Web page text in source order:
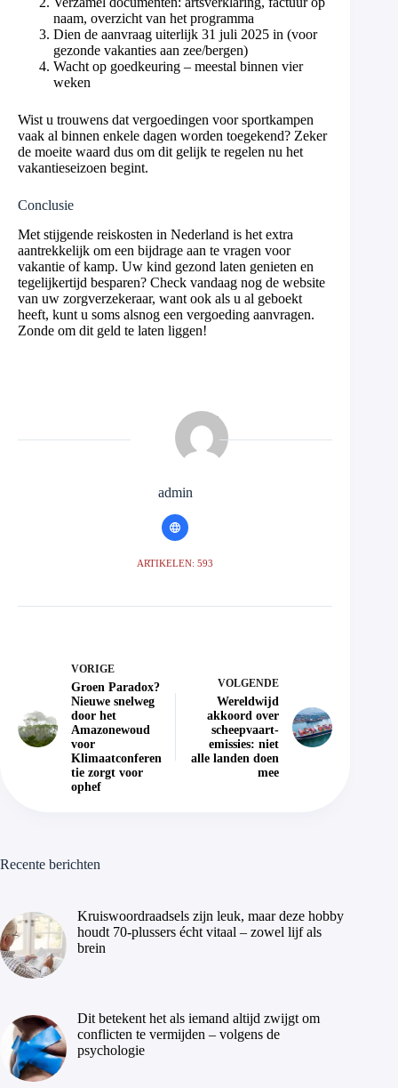
naam, overzicht van het programma
Dien de aanvraag uiterlijk 31 juli 2025 in (voor
gezonde vakanties aan zee/bergen)
Wacht op goedkeuring – meestal binnen vier
weken
Wist u trouwens dat vergoedingen voor sportkampen
vaak al binnen enkele dagen worden toegekend? Zeker
de moeite waard dus om dit gelijk te regelen nu het
vakantieseizoen begint.
Conclusie
Met stijgende reiskosten in Nederland is het extra
aantrekkelijk om een bijdrage aan te vragen voor
vakantie of kamp. Uw kind gezond laten genieten en
tegelijkertijd besparen? Check vandaag nog de website
van uw zorgverzekeraar, want ook als u al geboekt
heeft, kunt u soms alsnog een vergoeding aanvragen.
Zonde om dit geld te laten liggen!
admin
ARTIKELEN: 593
VORIGE
Groen Paradox?
Nieuwe snelweg
door het
Amazonewoud
voor
Klimaatconferen
tie zorgt voor
ophef
VOLGENDE
Wereldwijd
akkoord over
scheepvaart-
emissies: niet
alle landen doen
mee
Recente berichten
Kruiswoordraadsels zijn leuk, maar deze hobby
houdt 70-plussers écht vitaal – zowel lijf als
brein
Dit betekent het als iemand altijd zwijgt om
conflicten te vermijden – volgens de
psychologie